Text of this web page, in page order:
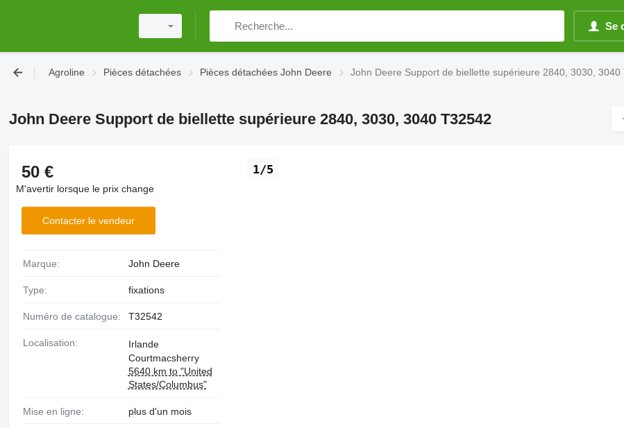
Se
Agroline Pièces détachées Pièces détachées John Deere John Deere Support de biellette supérieure 2840, 3030, 3040
John Deere Support de biellette supérieure 2840, 3030, 3040 T32542
1/5
50 €
M'avertir lorsque le prix change
Contacter le vendeur
Marque: John Deere
Type: fixations
Numéro de catalogue: T32542
Localisation:
Irlande
Courtmacsherry
5640 km to "United
States/Columbus"
Mise en ligne: plus d'un mois